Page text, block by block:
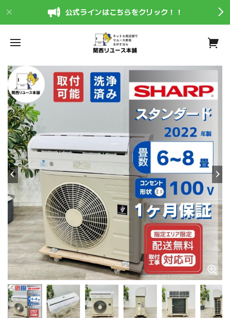
公式ラインはこちらをクリック！！